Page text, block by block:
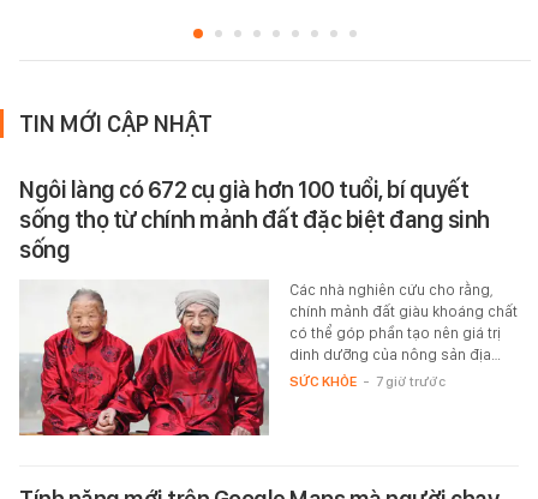
TIN MỚI CẬP NHẬT
Ngôi làng có 672 cụ già hơn 100 tuổi, bí quyết
sống thọ từ chính mảnh đất đặc biệt đang sinh
sống
Các nhà nghiên cứu cho rằng,
chính mảnh đất giàu khoáng chất
có thể góp phần tạo nên giá trị
dinh dưỡng của nông sản địa…
SỨC KHỎE - 7 giờ trước